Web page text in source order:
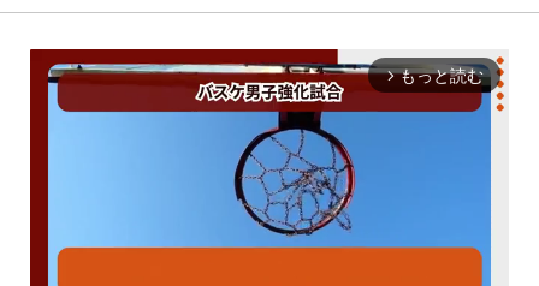
arrow_forward_ios もっと読む